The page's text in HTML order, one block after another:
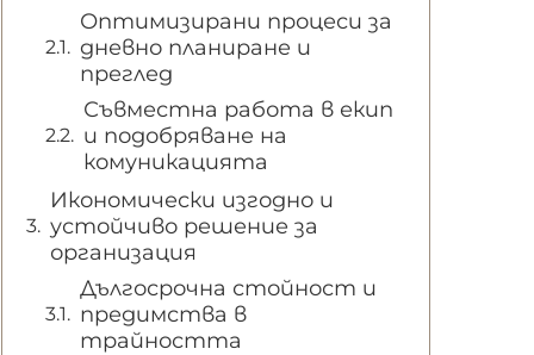
Оптимизирани процеси за
дневно планиране и
преглед
Съвместна работа в екип
и подобряване на
комуникацията
Икономически изгодно и
устойчиво решение за
организация
Дългосрочна стойност и
предимства в
трайността